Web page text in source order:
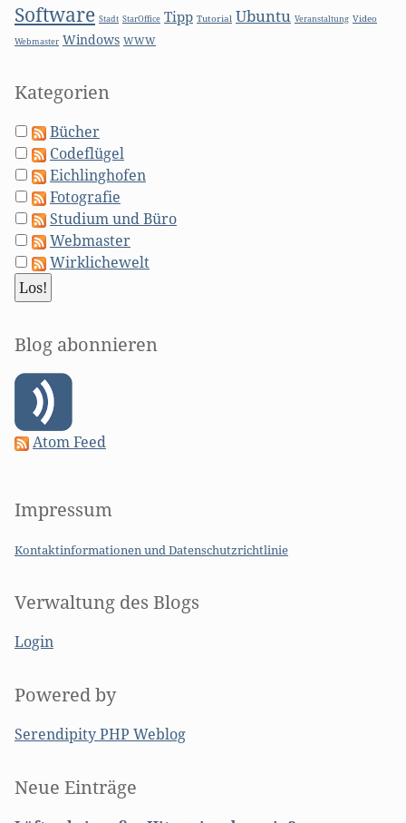
Software Stadt StarOffice Tipp Tutorial Ubuntu Veranstaltung Video
Webmaster Windows WWW
Kategorien
Bücher
Codeflügel
Eichlinghofen
Fotografie
Studium und Büro
Webmaster
Wirklichewelt
Blog abonnieren
Atom Feed
Impressum
Kontaktinformationen und Datenschutzrichtlinie
Verwaltung des Blogs
Login
Powered by
Serendipity PHP Weblog
Seitenleiste
Neue Einträge